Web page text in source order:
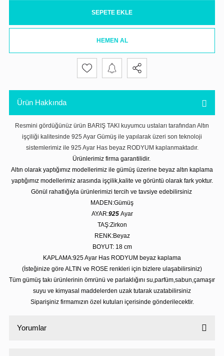
SEPETE EKLE
HEMEN AL
Ürün Hakkında
Resmini gördüğünüz ürün BARIŞ TAKI kuyumcu ustaları tarafından Altın
işçiliği kalitesinde 925 Ayar Gümüş ile yapılarak üzeri son teknoloji
sistemlerimiz ile 925 Ayar Has beyaz RODYUM kaplanmaktadır.
Ürünlerimiz firma garantilidir.
Altın olarak yaptığımız modellerimiz ile gümüş üzerine beyaz altın kaplama
yaptığımız modellerimiz arasında işçilik,kalite ve görüntü olarak fark yoktur.
Gönül rahatlığıyla ürünlerimizi tercih ve tavsiye edebilirsiniz
MADEN:Gümüş
AYAR:925 Ayar
TAŞ:Zirkon
RENK:Beyaz
BOYUT: 18 cm
KAPLAMA:925 Ayar Has RODYUM beyaz kaplama
(İsteğinize göre ALTIN ve ROSE renkleri için bizlere ulaşabilirsiniz)
Tüm gümüş takı ürünlerinin ömrünü ve parlaklığını su,parfüm,sabun,çamaşır
suyu ve kimyasal maddelerden uzak tutarak uzatabilirsiniz
Siparişiniz firmamızın özel kutuları içerisinde gönderilecektir.
Yorumlar